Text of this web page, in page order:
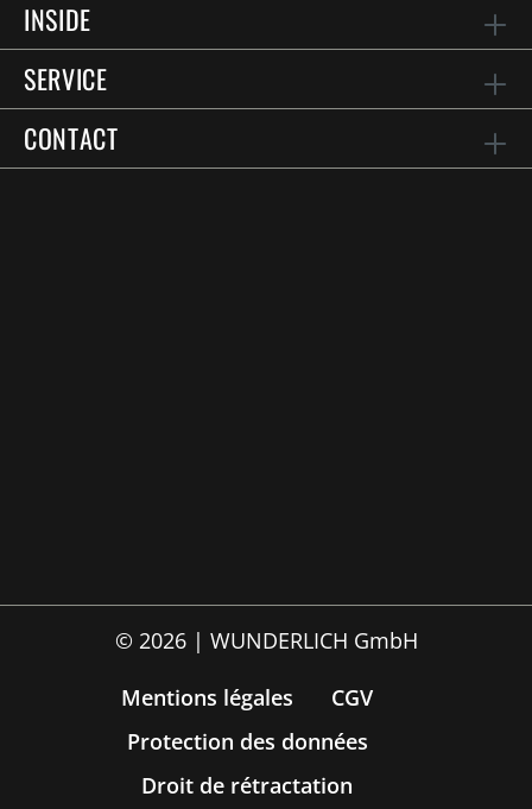
INSIDE
SERVICE
CONTACT
© 2026 | WUNDERLICH GmbH
Mentions légales
CGV
Protection des données
Droit de rétractation